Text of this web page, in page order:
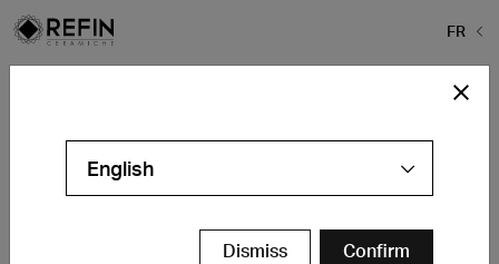
FR
6-11 Novembre
English
Dismiss Confirm